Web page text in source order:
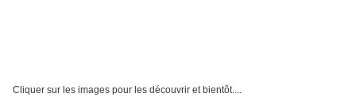
Cliquer sur les images pour les découvrir et bientôt....